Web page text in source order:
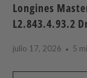
Longines
L2.843.4.93.2
julio 17, 2026 5